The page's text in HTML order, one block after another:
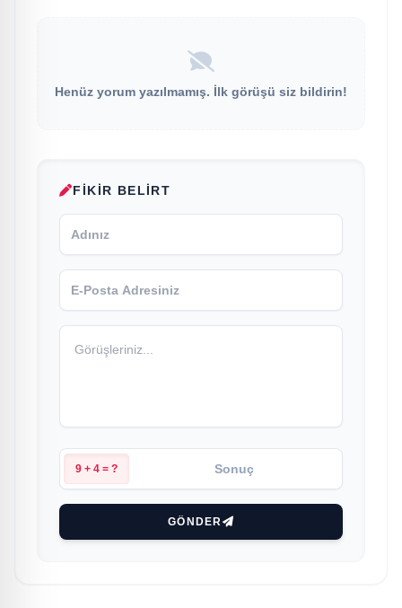
Henüz yorum yazılmamış. İlk görüşü siz bildirin!
FIKIR BELIRT
9 + 4 = ?
GÖNDER